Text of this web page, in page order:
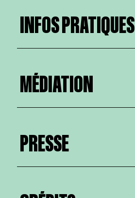
INFOS PRATIQUES
MÉDIATION
PRESSE